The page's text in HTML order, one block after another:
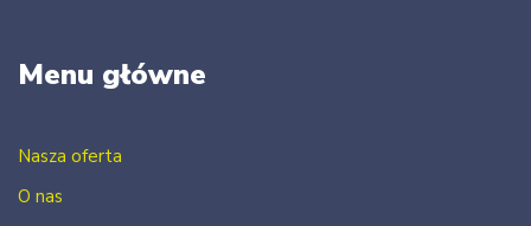
Menu główne
Nasza oferta
O nas